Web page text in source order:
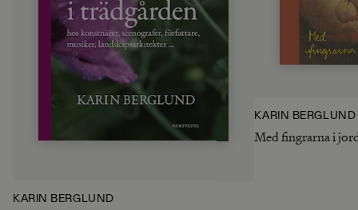
KARIN BERGLUND
KARIN BERGLUND
Med fingrarna i